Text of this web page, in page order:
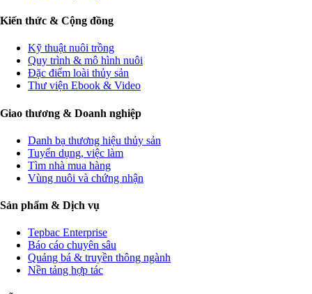
Kiến thức & Cộng đồng
Kỹ thuật nuôi trồng
Quy trình & mô hình nuôi
Đặc điểm loài thủy sản
Thư viện Ebook & Video
Giao thương & Doanh nghiệp
Danh bạ thương hiệu thủy sản
Tuyển dụng, việc làm
Tìm nhà mua hàng
Vùng nuôi và chứng nhận
Sản phẩm & Dịch vụ
Tepbac Enterprise
Báo cáo chuyên sâu
Quảng bá & truyền thông ngành
Nền tảng hợp tác